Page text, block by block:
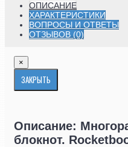
ОПИСАНИЕ
ХАРАКТЕРИСТИКИ
ВОПРОСЫ И ОТВЕТЫ
ОТЗЫВОВ (0)
×
ЗАКРЫТЬ
Описание:
блокнот.